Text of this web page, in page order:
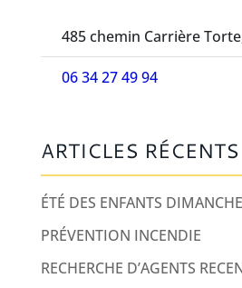
485 chemin Carrière
06 34 27 49 94
ARTICLES RÉCENTS
ÉTÉ DES ENFANTS
PRÉVENTION INCENDIE
RECHERCHE D’AGENTS